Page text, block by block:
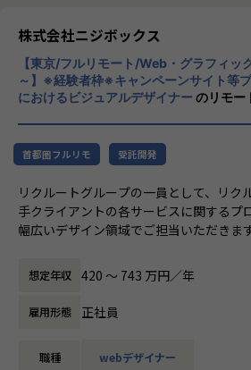
ナレッジ向上施策として、動画、書籍等
カンファレンス参加を会社負担でサポー
さらに、業界で著名な方をメンターとし
トレンドのキャッチアップを 見据
★ニジボックスでのワークスタイルが分
メンバーや社内の雰囲気、自由に学べて
環境を感じていただけたら 嬉し
・【社員インタビュー】
・【メンバー執筆】Qiita...https://
s/nijibox
・【オフィシャルブログ】…https://
・【運営メディア】POSTD…https://
とらえること。
期待を大きく超える新た
すこと。皆さまがサービ
きに、
真っ先にニジボックスを思
けることを目指していま
株式会社ニジボックス
【東京/フルリモート/Web・グラフィッ
～】※経験者枠※キャンペーンサイト等
におけるビジュアルデザイナーのリモー
首都圏フルリモ 受託開発
リクルートグループの一員として、リク
手クライアントの各サービスに関するプ
幅広いデザイン領域でご担当いただきます
ってはプロモーション企画や体験設計な
与いただきます。
＜例＞
・LPO施策の検討
想定年収 420 〜 743 万円／年
雇用形態 正社員
職種 webデザイナー